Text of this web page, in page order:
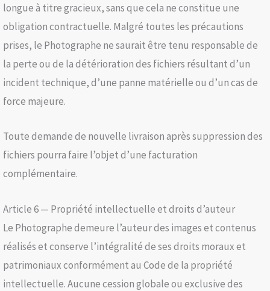
longue à titre gracieux, sans que cela ne constitue une
obligation contractuelle. Malgré toutes les précautions
prises, le Photographe ne saurait être tenu responsable de
la perte ou de la détérioration des fichiers résultant d’un
incident technique, d’une panne matérielle ou d’un cas de
force majeure.
Toute demande de nouvelle livraison après suppression des
fichiers pourra faire l’objet d’une facturation
complémentaire.
Article 6 — Propriété intellectuelle et droits d’auteur
Le Photographe demeure l’auteur des images et contenus
réalisés et conserve l’intégralité de ses droits moraux et
patrimoniaux conformément au Code de la propriété
intellectuelle. Aucune cession globale ou exclusive des